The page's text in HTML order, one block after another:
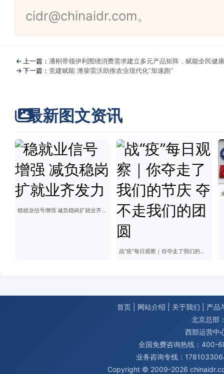
cidr@chinaidr.com。
上一篇： 潘刚带领伊利围绕消费需求建立多元产品矩阵，赋能全民健康
下一篇： 党建赋能 潍柴雷沃助推农业现代化“加速跑”
最新图文资讯
稳就业信号增强 减负稳岗扩就业齐发力
战“疫”每日观察｜你夺走了我们的节庆 夺不走我们的团圆
首页 网站介绍 关于我们
产品
北京总部
西部运营中
全国免费咨询热线：400-
业务咨询专线：
Copyright © 2009-2026